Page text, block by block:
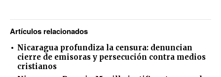
Artículos relacionados
Nicaragua profundiza la censura: denuncian
cierre de emisoras y persecución contra medios
cristianos